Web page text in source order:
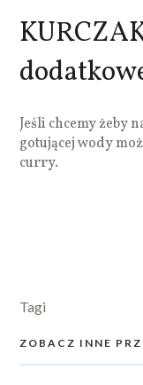
Jeśli chcemy żeby
gotującej wody
curry.
Tagi
ZOBACZ INNE